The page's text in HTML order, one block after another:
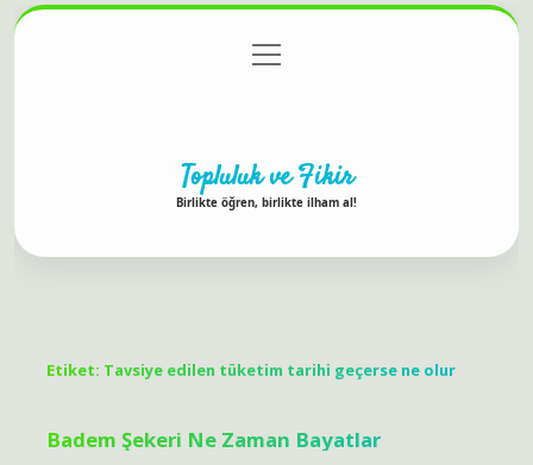
Gizlilik Politikası
menüyü
aç
Topluluk ve Fikir
Birlikte öğren, birlikte ilham al!
Etiket: Tavsiye edilen tüketim tarihi geçerse ne olur
Badem Şekeri Ne Zaman Bayatlar